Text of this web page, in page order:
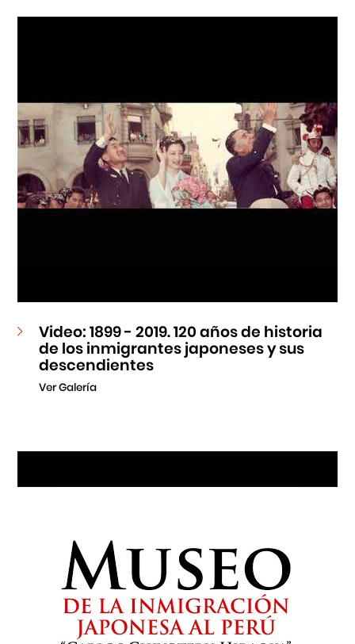
Fondo Editorial
Teatro Peruano Japonés
Video: 1899 - 2019. 120 años de historia
de los inmigrantes japoneses y sus
descendientes
Ver Galería